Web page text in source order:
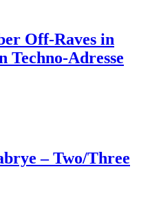
Off-Raves in
Techno-Adresse
– Two/Three